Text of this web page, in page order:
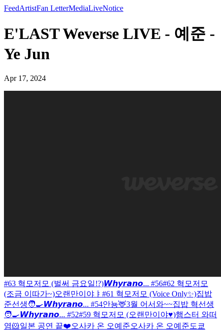
FeedArtistFan LetterMediaLiveNotice
E'LAST Weverse LIVE - 예준 -
Ye Jun
Apr 17, 2024
#63 혁모저모 (벌써 금요일!?)𝙒𝙝𝙮𝙧𝙖𝙣𝙤... #56#62 혁모저모
(조금 이따가~)오랜만이야ㅑ #61 혁모저모 (Voice Only✨)집밥
준선생🧑‍🍳𝙒𝙝𝙮𝙧𝙖𝙣𝙤... #54안뇽🦌3월 어서와~~집밥 혁선생
🧑‍🍳𝙒𝙝𝙮𝙧𝙖𝙣𝙤... #52#59 혁모저모 (오랜만이야♥)햄스터 와떠
염🐹일본 공연 끝❤️오사카 온 오예준오사카 온 오예준도쿄